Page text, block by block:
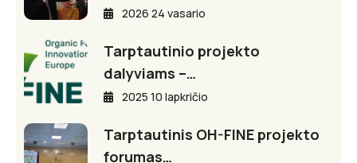
2026 24 vasario
Tarptautinio projekto
dalyviams –…
2025 10 lapkričio
Tarptautinis OH-FINE projekto
forumas…